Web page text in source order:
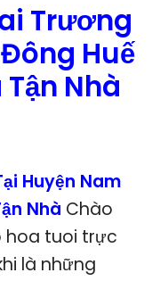
Trương
Huế
Nhà
Huyện Nam
Nhà Chào
hoa tuoi trực
là những